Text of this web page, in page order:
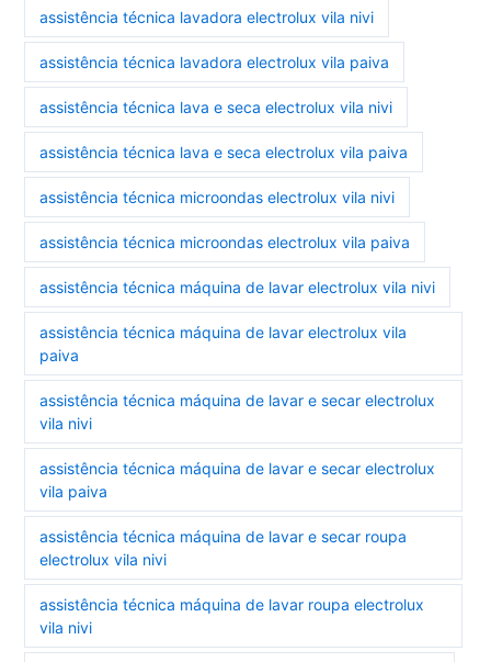
assistência técnica lavadora electrolux vila nivi
assistência técnica lavadora electrolux vila paiva
assistência técnica lava e seca electrolux vila nivi
assistência técnica lava e seca electrolux vila paiva
assistência técnica microondas electrolux vila nivi
assistência técnica microondas electrolux vila paiva
assistência técnica máquina de lavar electrolux vila nivi
assistência técnica máquina de lavar electrolux vila
paiva
assistência técnica máquina de lavar e secar electrolux
vila nivi
assistência técnica máquina de lavar e secar electrolux
vila paiva
assistência técnica máquina de lavar e secar roupa
electrolux vila nivi
assistência técnica máquina de lavar roupa electrolux
vila nivi